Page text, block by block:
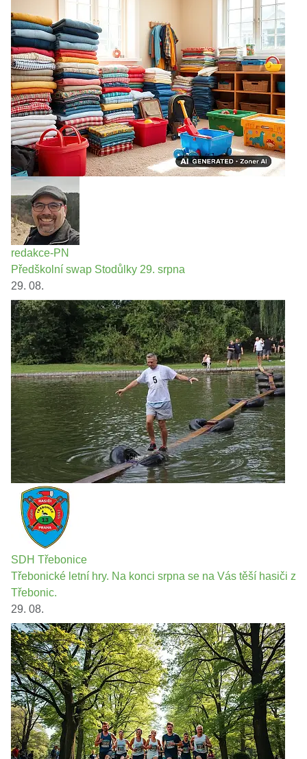
redakce-PN
Předškolní swap Stodůlky 29. srpna
29. 08.
SDH Třebonice
Třebonické letní hry. Na konci srpna se na Vás těší hasiči z
Třebonic.
29. 08.